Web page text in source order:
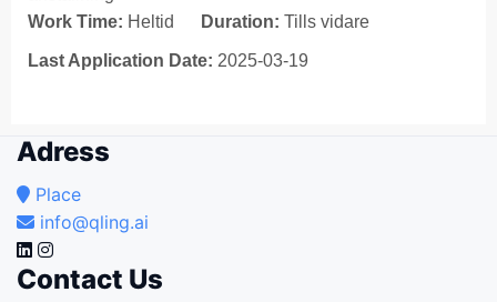
Work Time: Heltid Duration: Tills vidare
Last Application Date: 2025-03-19
Adress
Place
info@qling.ai
Contact Us